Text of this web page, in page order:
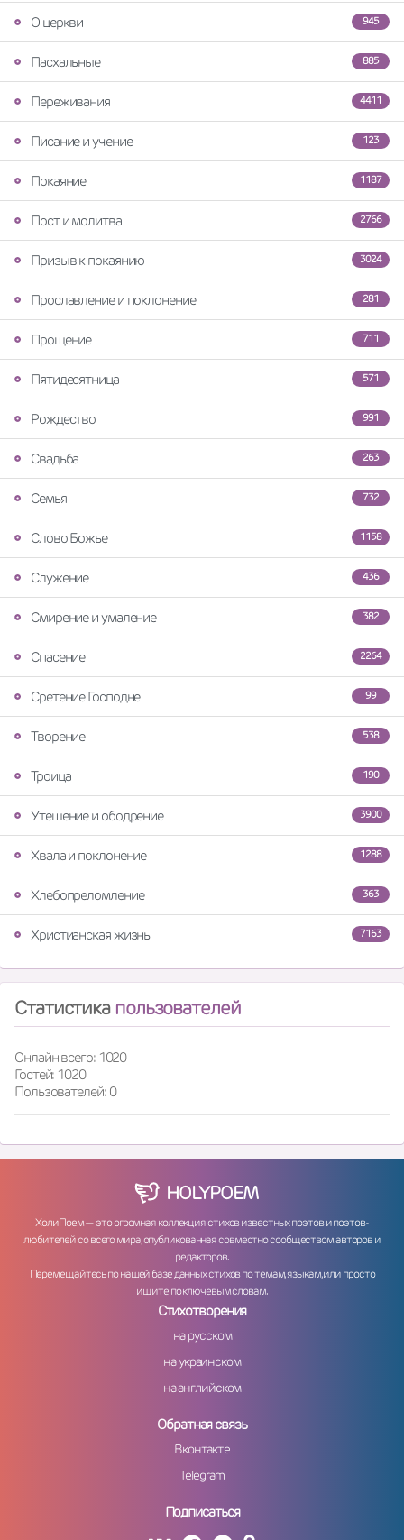
945
О церкви
885
Пасхальные
4411
Переживания
123
Писание и учение
1187
Покаяние
2766
Пост и молитва
3024
Призыв к покаянию
281
Прославление и поклонение
711
Прощение
571
Пятидесятница
991
Рождество
263
Свадьба
732
Семья
1158
Слово Божье
436
Служение
382
Смирение и умаление
2264
Спасение
99
Сретение Господне
538
Творение
190
Троица
3900
Утешение и ободрение
1288
Хвала и поклонение
363
Хлебопреломление
7163
Христианская жизнь
Статистика пользователей
Онлайн всего: 1020
Гостей: 1020
Пользователей: 0
HOLYPOEM
ХолиПоем — это огромная коллекция стихов известных поэтов и поэтов-
любителей со всего мира, опубликованная совместно сообществом авторов и
редакторов.
Перемещайтесь по нашей базе данных стихов по темам, языкам, или просто
ищите по ключевым словам.
Стихотворения
на русском
на украинском
на английском
Обратная связь
Вконтакте
Telegram
Подписаться